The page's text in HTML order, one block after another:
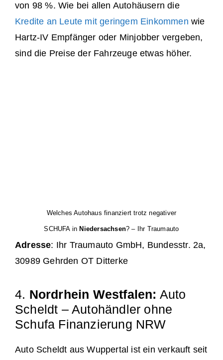
von 98 %. Wie bei allen Autohäusern die
Kredite an Leute mit geringem Einkommenwie
Hartz-IV Empfänger oder Minjobber vergeben,
sind die Preise der Fahrzeuge etwas höher.
Welches Autohaus finanziert trotz negativer
SCHUFA in Niedersachsen? – Ihr Traumauto
Adresse: Ihr Traumauto GmbH, Bundesstr. 2a,
30989 Gehrden OT Ditterke
4. Nordrhein Westfalen: Auto
Scheldt – Autohändler ohne
Schufa Finanzierung NRW
Auto Scheldt aus Wuppertal ist ein verkauft seit